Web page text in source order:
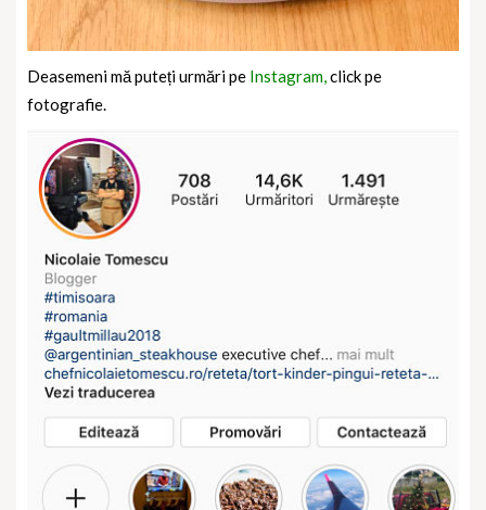
Deasemeni mă puteți urmări pe Instagram,click pe
fotografie.